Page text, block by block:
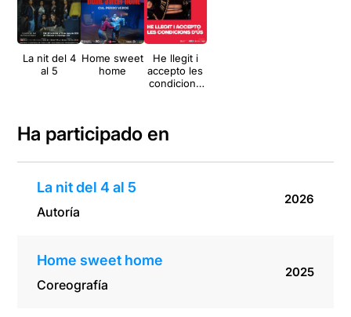
La nit del 4
al 5
Home sweet
home
He llegit i
accepto les
condicions
Ha participado en
La nit del 4 al 5
Autoría
2026
Home sweet home
Coreografía
2025